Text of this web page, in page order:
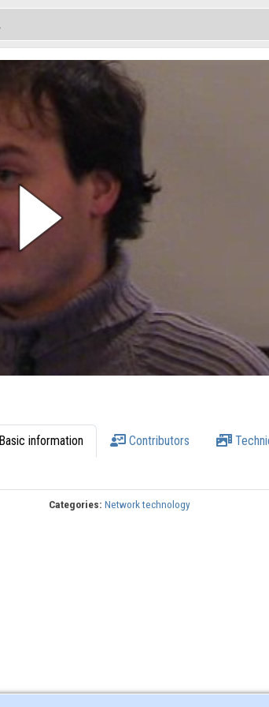
Basic information Contributors
Categories: Network technology